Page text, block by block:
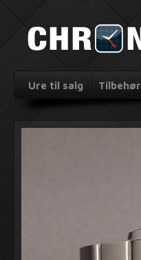
Ure til salg Tilbehør